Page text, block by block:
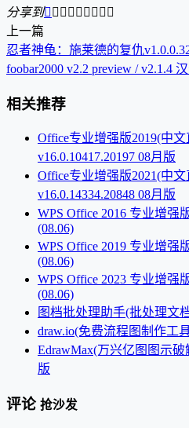
分享到        
上一篇
忍者神龟：施莱德的复仇
foobar2000 v2.2 preview / v2.1.4
相关推荐
Office专业增强版2019(中
v16.0.10417.20197 08月版
Office专业增强版2021(中
v16.0.14334.20848 08月版
WPS Office 2016 专业增强
(08.06)
WPS Office 2019 专业增强
(08.06)
WPS Office 2023 专业增强
(08.06)
图档批处理助手(批处理文
draw.io(免费流程图制作工
EdrawMax(万兴亿图图示破
版
评论 抢沙发